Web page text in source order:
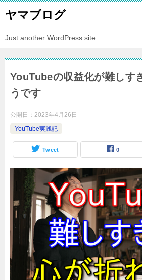
ヤマブログ
Just another WordPress site
YouTubeの収益化が難しす
うです
公開日： 2023年4月26日
YouTube実践記
Tweet 0